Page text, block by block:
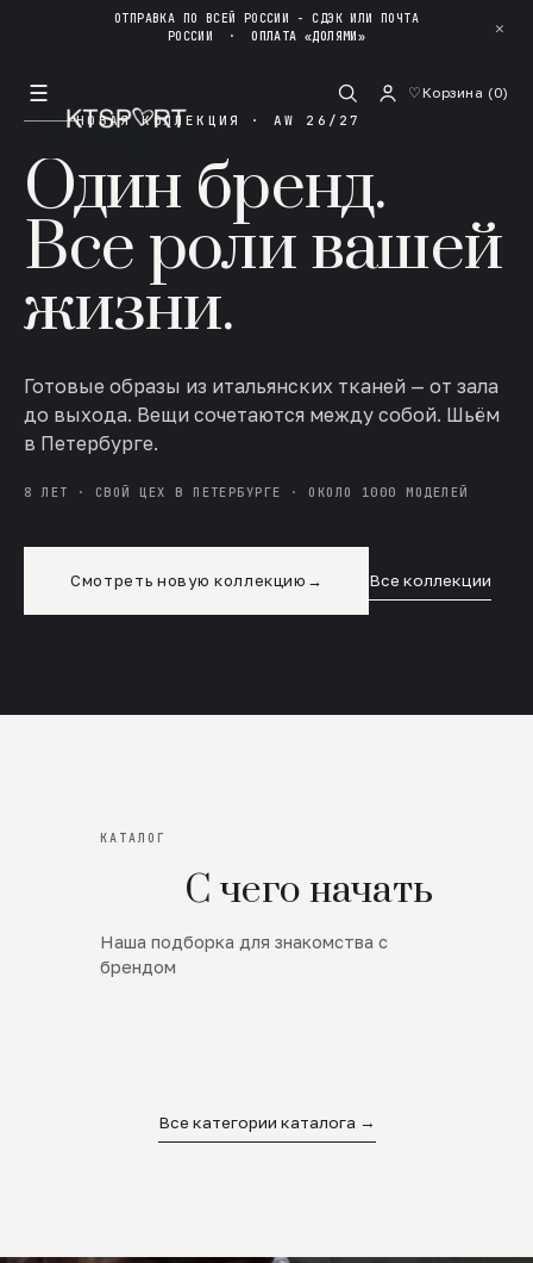
ОТПРАВКА ПО ВСЕЙ РОССИИ - СДЭК ИЛИ ПОЧТА
РОССИИ ·ОПЛАТА «ДОЛЯМИ» ✕
☰ ♡Корзина (0)
НОВАЯ КОЛЛЕКЦИЯ · AW 26/27
Один бренд.
Все роли вашей
жизни.
Готовые образы из итальянских тканей — от зала
до выхода. Вещи сочетаются между собой. Шьём
в Петербурге.
8 ЛЕТ · СВОЙ ЦЕХ В ПЕТЕРБУРГЕ · ОКОЛО 1000 МОДЕЛЕЙ
Смотреть новую коллекцию → Все коллекции
КАТАЛОГ
С чего начать
Наша подборка для знакомства с
брендом
Новинки
SALE
Все категории каталога →